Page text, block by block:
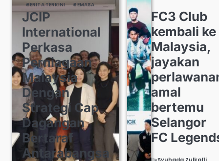
BERITA TERKINI SEMASA
JCIP
International
Perkasa
Perniagaan
Malaysia
Dengan
Strategi Cap
Dagangan
Bertaraf
Antarabangsa
FC3 Club
kembali ke
Malaysia,
jayakan
amal
bertemu
Selangor
FC